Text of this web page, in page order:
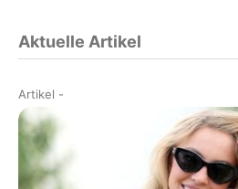
Aktuelle Artikel
Artikel -